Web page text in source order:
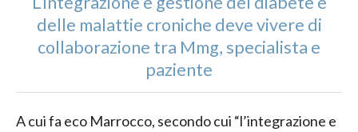
delle malattie croniche deve vivere di
collaborazione tra Mmg, specialista e
paziente
A cui fa eco Marrocco, secondo cui “l’integrazione e